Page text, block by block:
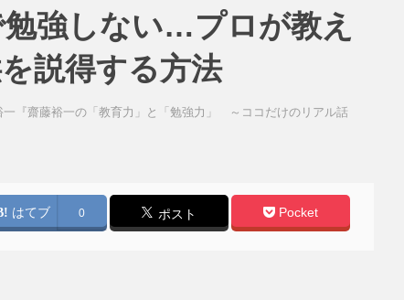
強しない…プロが教え
説得する方法
一『齋藤裕一の「教育力」と「勉強力」 ～ココだけのリアル話
はてブ 0 ポスト Pocket